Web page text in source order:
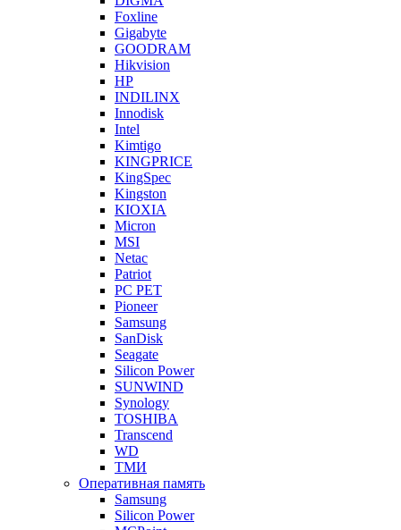
Foxline
Gigabyte
GOODRAM
Hikvision
HP
INDILINX
Innodisk
Intel
Kimtigo
KINGPRICE
KingSpec
Kingston
KIOXIA
Micron
MSI
Netac
Patriot
PC PET
Pioneer
Samsung
SanDisk
Seagate
Silicon Power
SUNWIND
Synology
TOSHIBA
Transcend
WD
ТМИ
Оперативная память
Samsung
Silicon Power